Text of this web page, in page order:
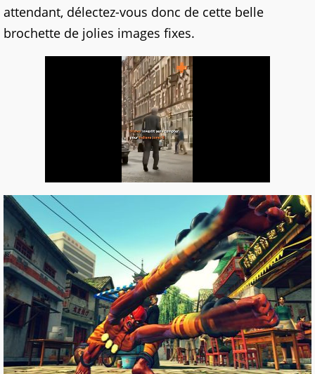
attendant, délectez-vous donc de cette belle
brochette de jolies images fixes.